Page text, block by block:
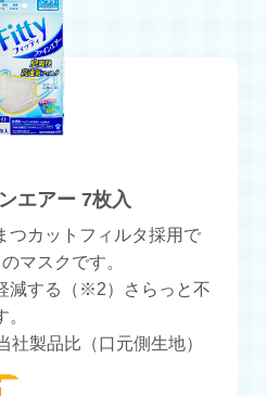
エアー 7枚入
つカットフィルタ採用で
マスクです。
減する（※2）さらっと不
製品比（口元側生地）
フィッター